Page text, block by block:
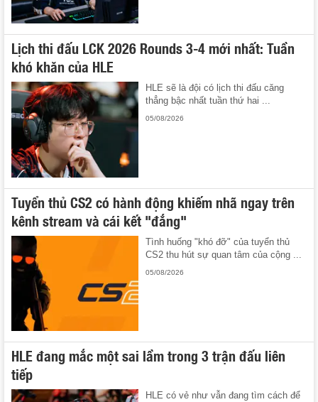
Lịch thi đấu LCK 2026 Rounds 3-4 mới nhất: Tuần
khó khăn của HLE
HLE sẽ là đội có lịch thi đấu căng
thẳng bậc nhất tuần thứ hai ...
05/08/2026
Tuyển thủ CS2 có hành động khiếm nhã ngay trên
kênh stream và cái kết "đắng"
Tình huống "khó đỡ" của tuyển thủ
CS2 thu hút sự quan tâm của cộng ...
05/08/2026
HLE đang mắc một sai lầm trong 3 trận đấu liên
tiếp
HLE có vẻ như vẫn đang tìm cách để